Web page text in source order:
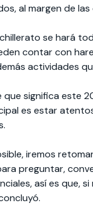
al margen de
se hará
contar con
actividades
significa este
es estar
iremos
preguntar,
así es que,